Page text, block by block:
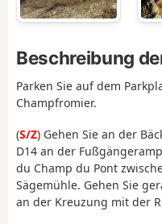
Beschreibung
Parken Sie auf dem
Champfromier.
(S/Z) Gehen Sie an der
D14 an der
du Champ du Pont
Sägemühle. Gehen Sie
an der Kreuzung mit der